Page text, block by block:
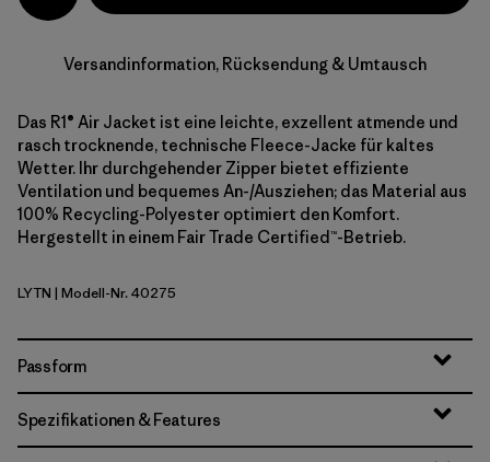
Versandinformation, Rücksendung & Umtausch
Das R1® Air Jacket ist eine leichte, exzellent atmende und
rasch trocknende, technische Fleece-Jacke für kaltes
Wetter. Ihr durchgehender Zipper bietet effiziente
Ventilation und bequemes An-/Ausziehen; das Material aus
100% Recycling-Polyester optimiert den Komfort.
Hergestellt in einem Fair Trade Certified™-Betrieb.
Lynx Tan
LYTN | Modell-Nr. 40275
Passform
Spezifikationen & Features